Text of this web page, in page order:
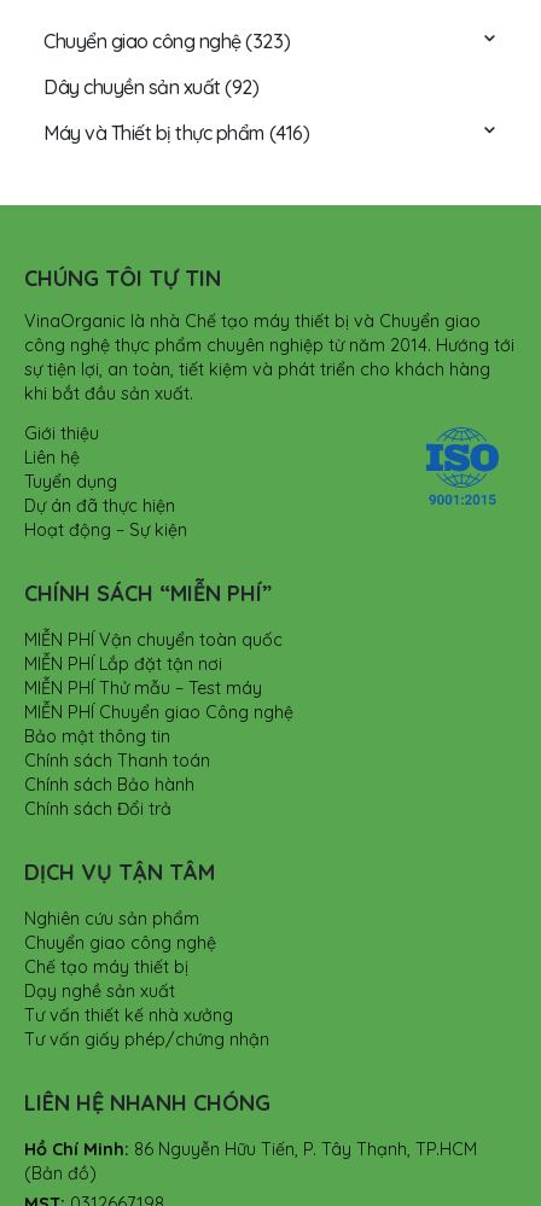
Chuyển giao công nghệ(323)
Dây chuyền sản xuất(92)
Máy và Thiết bị thực phẩm (416)
CHÚNG TÔI TỰ TIN
VinaOrganic là nhà Chế tạo máy thiết bị và Chuyển giao
công nghệ thực phẩm chuyên nghiệp từ năm 2014. Hướng tới
sự tiện lợi, an toàn, tiết kiệm và phát triển cho khách hàng
khi bắt đầu sản xuất.
Giới thiệu
Liên hệ
Tuyển dụng
Dự án đã thực hiện
Hoạt động – Sự kiện
CHÍNH SÁCH “MIỄN PHÍ”
MIỄN PHÍ Vận chuyển toàn quốc
MIỄN PHÍ Lắp đặt tận nơi
MIỄN PHÍ Thử mẫu – Test máy
MIỄN PHÍ Chuyển giao Công nghệ
Bảo mật thông tin
Chính sách Thanh toán
Chính sách Bảo hành
Chính sách Đổi trả
DỊCH VỤ TẬN TÂM
Nghiên cứu sản phẩm
Chuyển giao công nghệ
Chế tạo máy thiết bị
Dạy nghề sản xuất
Tư vấn thiết kế nhà xưởng
Tư vấn giấy phép/chứng nhận
LIÊN HỆ NHANH CHÓNG
Hồ Chí Minh: 86 Nguyễn Hữu Tiến, P. Tây Thạnh, TP.HCM
(Bản đồ)